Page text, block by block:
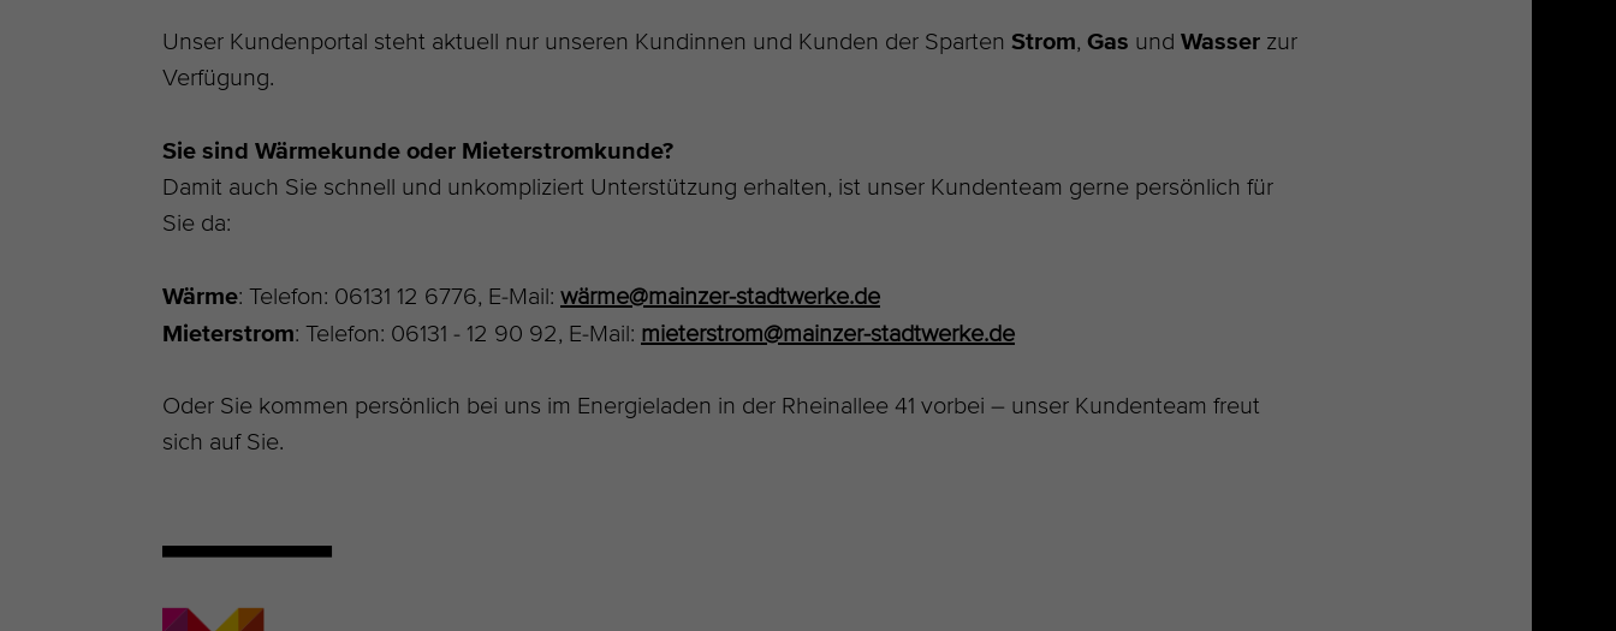
Unser Kundenportal steht aktuell nur unseren Kundinnen und Kunden der Sparten Strom, Gas und Wasser zur
Verfügung.
Sie sind Wärmekunde oder Mieterstromkunde?
Damit auch Sie schnell und unkompliziert Unterstützung erhalten, ist unser Kundenteam gerne persönlich für
Sie da:
Wärme: Telefon: 06131 12 6776, E-Mail: wärme@mainzer-stadtwerke.de
Mieterstrom: Telefon: 06131 - 12 90 92, E-Mail: mieterstrom@mainzer-stadtwerke.de
Oder Sie kommen persönlich bei uns im Energieladen in der Rheinallee 41 vorbei – unser Kundenteam freut
sich auf Sie.